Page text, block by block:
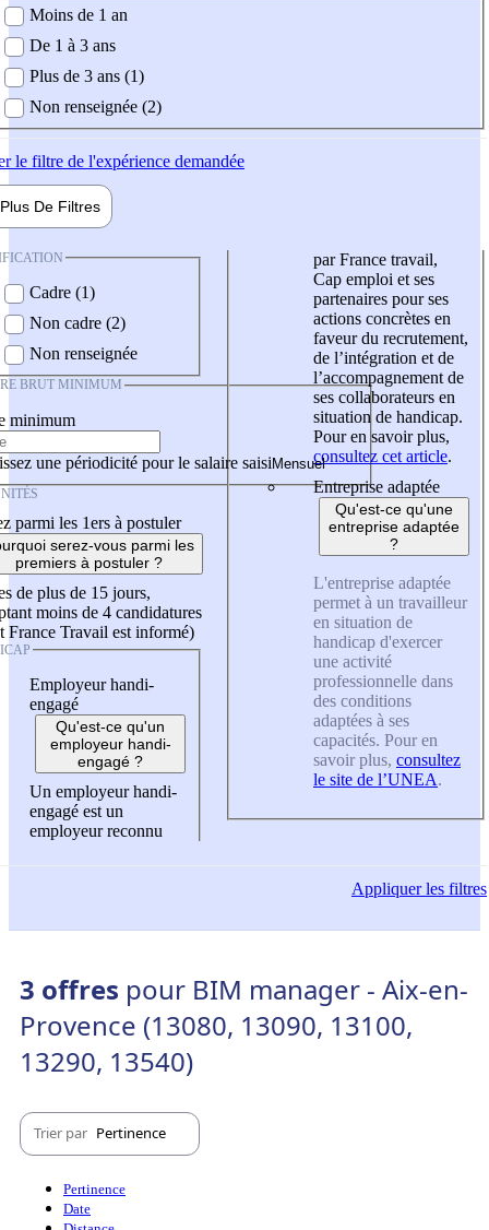
demandée
Moins de 1 an
De 1 à 3 ans
Plus de 3 ans (1)
Non renseignée (2)
le filtre de l'expérience demandée
Plus De Filtres
Cadre (1)
Non cadre (2)
Non renseignée
BRUT MINIMUM
minimum
une périodicité pour le salaire saisi
parmi les 1ers à postuler
serez-vous parmi les
premiers à postuler ?
de plus de 15 jours,
moins de 4 candidatures
France Travail est informé)
Employeur handi-
engagé
Qu'est-ce qu'un
employeur handi-
engagé ?
Un employeur handi-
engagé est un
employeur reconnu
par France travail,
Cap emploi et ses
partenaires pour ses
actions concrètes en
faveur du recrutement,
de l’intégration et de
l’accompagnement de
ses collaborateurs en
situation de handicap.
Pour en savoir plus,
consultez cet article.
Entreprise adaptée
Qu'est-ce qu'une
entreprise adaptée
?
L'entreprise adaptée
permet à un travailleur
en situation de
handicap d'exercer
une activité
professionnelle dans
des conditions
adaptées à ses
capacités. Pour en
savoir plus, consultez
le site de l’UNEA.
Appliquerles filtres
3 offres pour BIM manager - Aix-en-
Provence (13080, 13090, 13100,
13290, 13540)
Trier par Pertinence
Pertinence
Date